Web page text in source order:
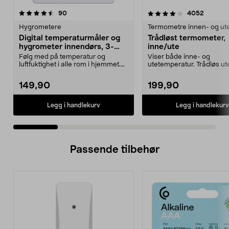
90anmeldelser
Hygrometere
Digital temperaturmåler og
hygrometer innendørs, 3-
pakning
Følg med på temperatur og
luftfuktighet i alle rom i hjemmet.
149,90
Legg i handlekurv
4.0 av 5 stjerner 4052
Termometre innen- og
Trådløst termometer,
inne/ute
Viser både inne- og
utetemperatur. Trådløs
199,90
Legg i handlekurv
4.0 av 5 stjerner
Passende tilbehør